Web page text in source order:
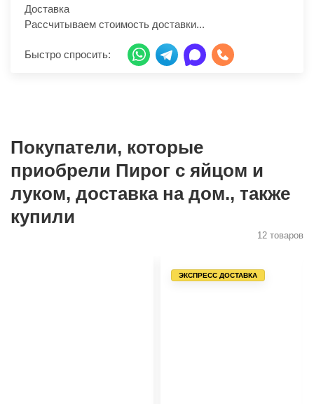
Доставка
Рассчитываем стоимость доставки...
Быстро спросить:
Покупатели, которые
приобрели Пирог с яйцом и
луком, доставка на дом., также
купили
12 товаров
ЭКСПРЕСС ДОСТАВКА